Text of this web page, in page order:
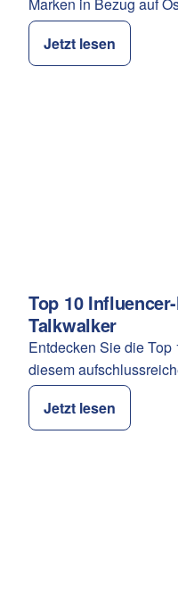
Marken in Bezug auf
Jetzt lesen
Kategorie:
Top 10
Talkwalker
Entdecken Sie die Top
diesem
Jetzt lesen